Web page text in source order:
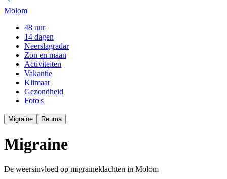
Molom
48 uur
14 dagen
Neerslagradar
Zon en maan
Activiteiten
Vakantie
Klimaat
Gezondheid
Foto's
Migraine Reuma
Migraine
De weersinvloed op migraineklachten in Molom